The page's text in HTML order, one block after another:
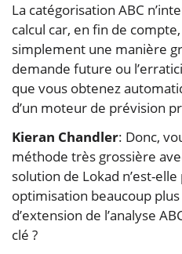
La catégorisation ABC
calcul car, en fin de
simplement une manière
demande future ou
que vous obtenez
d’un moteur de prévision
Kieran Chandler: Donc,
méthode très grossière
solution de Lokad n’est-
optimisation beaucoup
d’extension de l’analyse
clé ?